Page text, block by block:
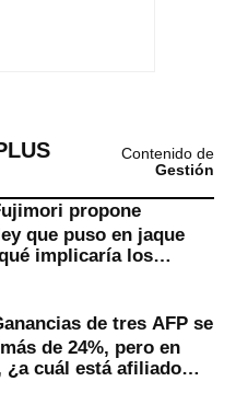
Contenido de
Gestión
propone
que puso en jaque
implicaría los
de tres AFP se
de 24%, pero en
¿a cuál está afiliado